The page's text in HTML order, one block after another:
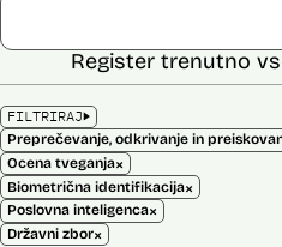
FILTRIRAJ
Ocena tveganja×
Biometrična identifikacija×
Poslovna inteligenca×
Državni zbor×
Register trenutno